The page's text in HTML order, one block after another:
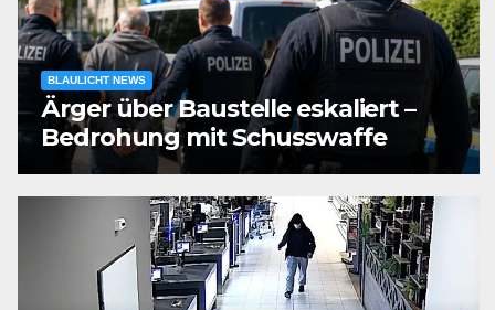
BLAULICHT NEWS
Ärger über Baustelle eskaliert –
Bedrohung mit Schusswaffe